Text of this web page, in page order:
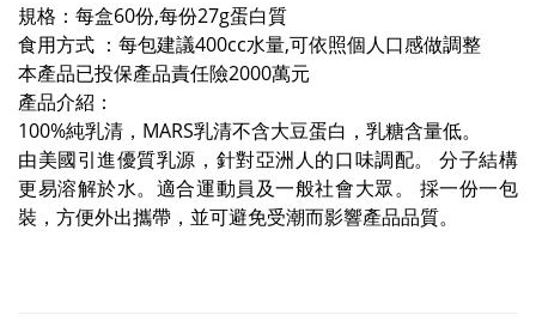
規格：每盒60份,每份27g蛋白質
食用方式 ：每包建議400cc水量,可依照個人口感做調整
本產品已投保產品責任險2000萬元
產品介紹：
100%純乳清，MARS乳清不含大豆蛋白，乳糖含量低。
由美國引進優質乳源，針對亞洲人的口味調配。 分子結構
更易溶解於水。適合運動員及一般社會大眾。 採一份一包
裝，方便外出攜帶，並可避免受潮而影響產品品質。